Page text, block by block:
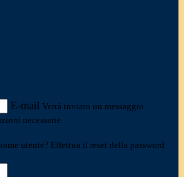
E-mail Verrà inviato un messaggio
necessarie.
utente? Effettua il reset della password